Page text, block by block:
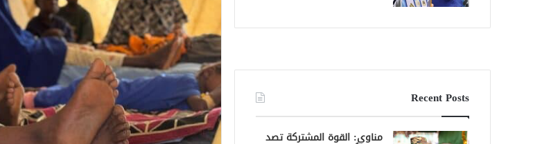
Recent Posts
مناوي: القوة المشتركة تصد